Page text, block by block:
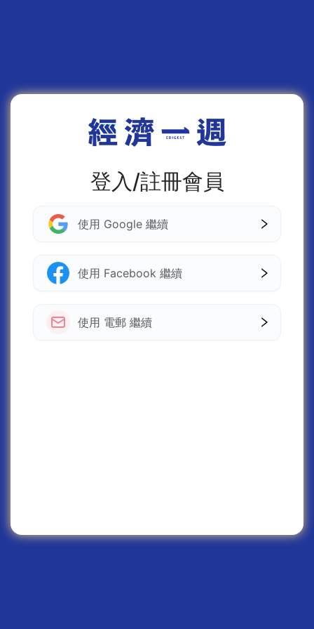
登入/註冊會員
使用 Google 繼續
使用 Facebook 繼續
使用 電郵 繼續